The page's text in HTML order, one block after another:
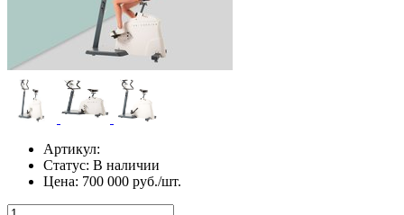
Артикул:
Статус: В наличии
Цена: 700 000 руб./шт.